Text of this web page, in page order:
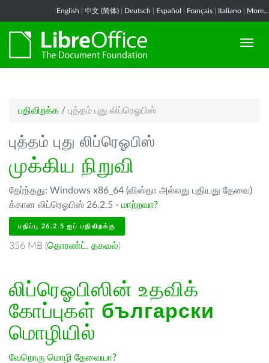
English 中文 (简体) Deutsch Español Français Italiano More...
பதிவிறக்க / புத்தம் புது லிப்ரெஓபிஸ்
புத்தம் புது லிப்ரெஓபிஸ்
முக்கிய நிறுவி
தேர்ந்தது: Windows x86_64 (விஸ்தா அல்லது புதியது தேவை)
க்கான லிப்ரெஓபிஸ் 26.2.5 - மாற்றவா?
பதிப்பு 26.2.5 ஐப் பதிவிறக்கு
356 MB (தொரண்ட் , தகவல்)
லிப்ரெஓபிஸின் உதவிக்
கோப்புகள் български
மொழியில்
வேறொரு மொழி தேவையா?